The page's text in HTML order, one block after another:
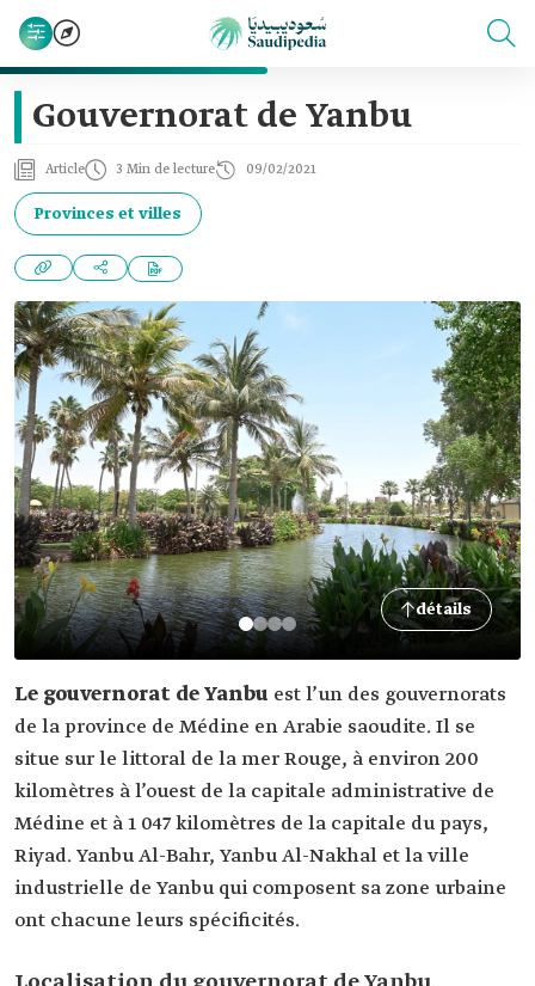
Gouvernorat de Yanbu
Article 3 Min de lecture 09/02/2021
Provinces et villes
détails
Le gouvernorat de Yanbu est l’un des gouvernorats
de la province de Médine en Arabie saoudite. Il se
situe sur le littoral de la mer Rouge, à environ 200
kilomètres à l’ouest de la capitale administrative de
Médine et à 1 047 kilomètres de la capitale du pays,
Riyad. Yanbu Al-Bahr, Yanbu Al-Nakhal et la ville
industrielle de Yanbu qui composent sa zone urbaine
ont chacune leurs spécificités.